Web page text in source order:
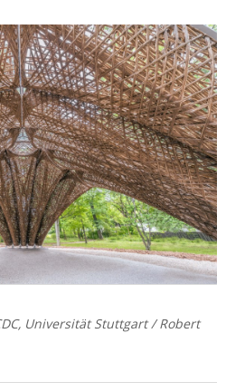
Universität Stuttgart / Robert